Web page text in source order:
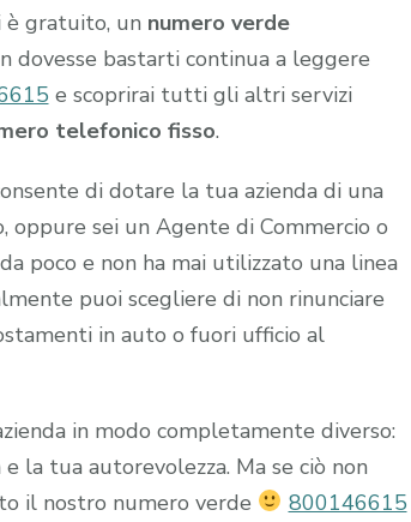
è gratuito, un numero verde
dovesse bastarti continua a leggere
e scoprirai tutti gli altri servizi
telefonico fisso.
di dotare la tua azienda di una
oppure sei un Agente di Commercio o
poco e non ha mai utilizzato una linea
puoi scegliere di non rinunciare
in auto o fuori ufficio al
in modo completamente diverso:
la tua autorevolezza. Ma se ciò non
il nostro numero verde
800146615